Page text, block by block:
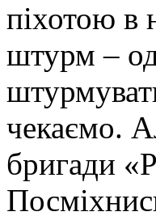
піхотою в
штурм –
чекаємо.
бригади